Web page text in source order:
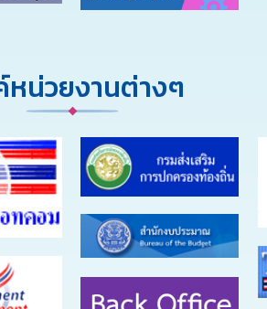
หน่วยงานต่างๆ